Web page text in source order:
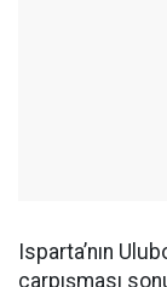
Isparta’nın
çarpışması